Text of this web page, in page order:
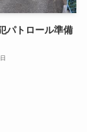
パトロール準備